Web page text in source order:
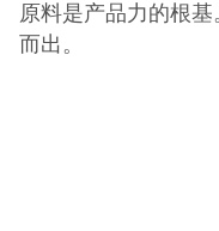
原料是产品力的根
而出。